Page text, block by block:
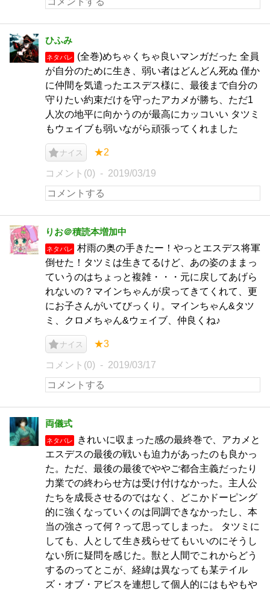
ひふみ
ネタバレ
(全巻)めちゃくちゃ良いマンガだった 全員
が自分のために生き、弱い者はどんどん死ぬ 僅か
に仲間を気遣ったエスデス様に、最後まで自分の
守りたい約束だけを守ったアカメが勝ち、ただ1
人次の地平に向かうのが最高にカッコいい タツミ
もウェイブも弱いながら頑張ってくれました
ナイス ★2
コメント(0) 2019/03/19
りお＠積読本増加中
ネタバレ
村雨の奥の手きたー！やっとエスデス将軍
倒せた！タツミは生きてるけど、あの姿のままっ
ていうのはちょっと複雑・・・元に戻してあげら
れないの？マインちゃんが戻ってきてくれて、更
にお子さんがいてびっくり。マインちゃん&タツ
ミ、クロメちゃん&ウェイブ、仲良くね♪
ナイス ★3
コメント(0) 2019/03/17
両儀式
ネタバレ
きれいに収まった感の最終巻で、アカメと
エスデスの最後の戦いも迫力があったのも良かっ
た。ただ、最後の最後でややご都合主義だったり
力業での終わらせ方は受け付けなかった。主人公
たちを成長させるのではなく、どこかドーピング
的に強くなっていくのは同調できなかったし、本
当の強さって何？って思ってしまった。 タツミに
しても、人として生き残らせてもいいのにそうし
ない所に疑問を感じた。獣と人間でこれからどう
するのってとこが、経緯は異なっても某テイル
ズ・オブ・アビスを連想して個人的にはもやもや